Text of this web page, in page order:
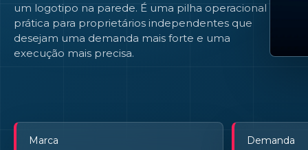
um logotipo na parede. É uma pilha operacional
prática para proprietários independentes que
desejam uma demanda mais forte e uma
execução mais precisa.
Marca Demanda